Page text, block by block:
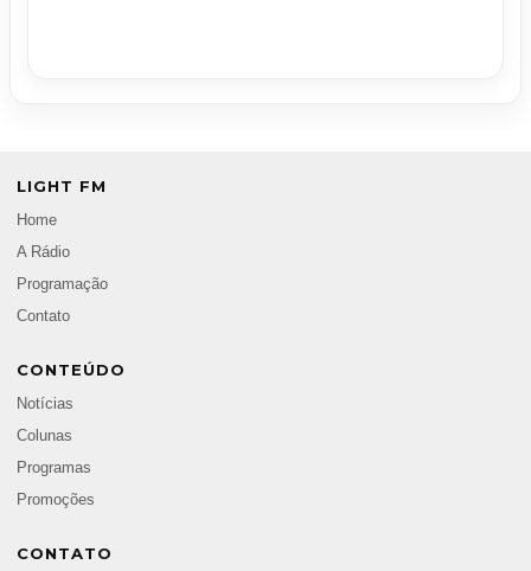
LIGHT FM
Home
A Rádio
Programação
Contato
CONTEÚDO
Notícias
Colunas
Programas
Promoções
CONTATO